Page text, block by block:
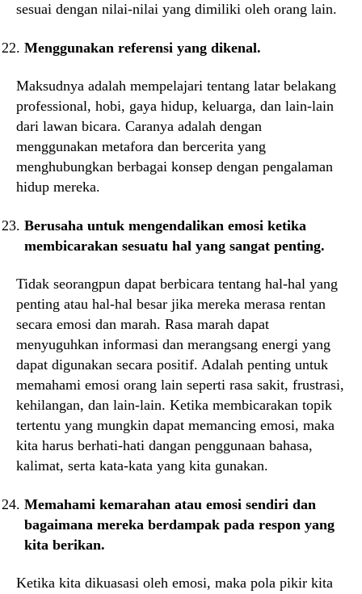
sesuai dengan nilai-nilai yang dimiliki oleh orang lain.
Menggunakan referensi yang dikenal.
Maksudnya adalah mempelajari tentang latar belakang
professional, hobi, gaya hidup, keluarga, dan lain-lain
dari lawan bicara. Caranya adalah dengan
menggunakan metafora dan bercerita yang
menghubungkan berbagai konsep dengan pengalaman
hidup mereka.
Berusaha untuk mengendalikan emosi ketika
membicarakan sesuatu hal yang sangat penting.
Tidak seorangpun dapat berbicara tentang hal-hal yang
penting atau hal-hal besar jika mereka merasa rentan
secara emosi dan marah. Rasa marah dapat
menyuguhkan informasi dan merangsang energi yang
dapat digunakan secara positif. Adalah penting untuk
memahami emosi orang lain seperti rasa sakit, frustrasi,
kehilangan, dan lain-lain. Ketika membicarakan topik
tertentu yang mungkin dapat memancing emosi, maka
kita harus berhati-hati dangan penggunaan bahasa,
kalimat, serta kata-kata yang kita gunakan.
Memahami kemarahan atau emosi sendiri dan
bagaimana mereka berdampak pada respon yang
kita berikan.
Ketika kita dikuasasi oleh emosi, maka pola pikir kita